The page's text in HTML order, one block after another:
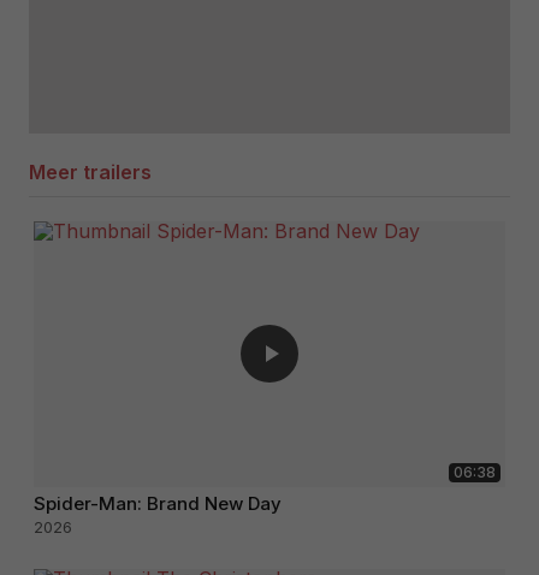
Meer trailers
06:38
Spider-Man: Brand New Day
2026